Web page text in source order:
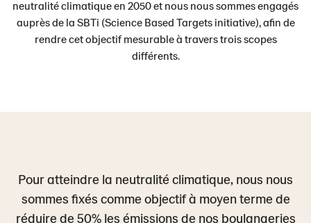
neutralité climatique en 2050 et nous nous sommes engagés
auprès de la SBTi (Science Based Targets initiative), afin de
rendre cet objectif mesurable à travers trois scopes
différents.
Pour atteindre la neutralité climatique, nous nous
sommes fixés comme objectif à moyen terme de
réduire de 50% les émissions de nos boulangeries